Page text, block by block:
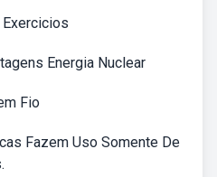
Exercicios
Energia Nuclear
Fio
Fazem Uso Somente De